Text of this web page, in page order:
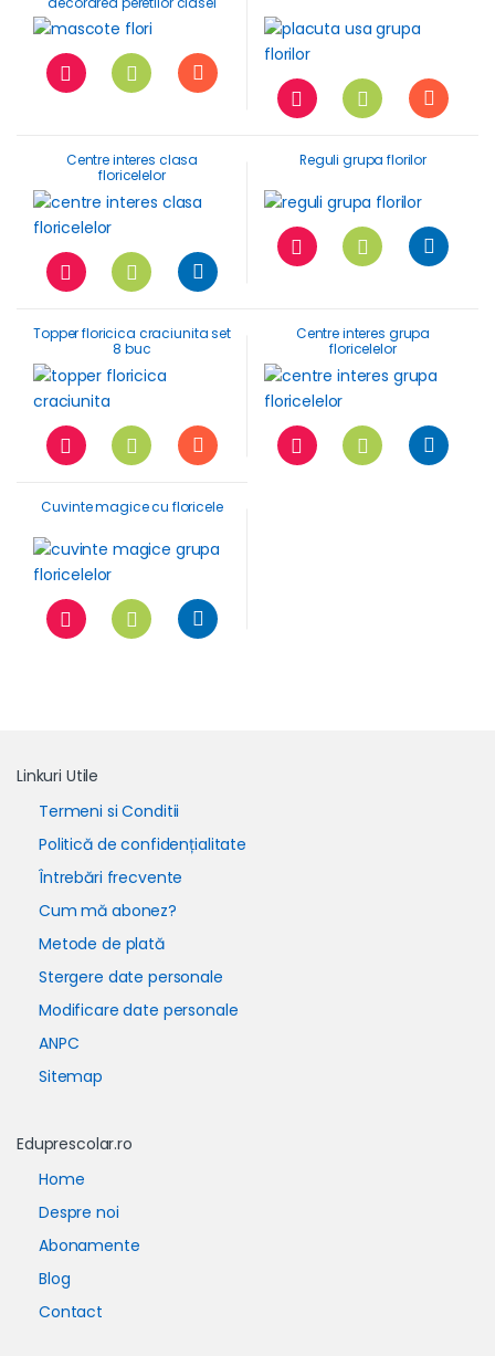
Centre interes clasa
floricelelor
Reguli grupa florilor
Topper floricica craciunita set
8 buc
Centre interes grupa
floricelelor
Cuvinte magice cu floricele
Linkuri Utile
Termeni si Conditii
Politică de confidențialitate
Întrebări frecvente
Cum mă abonez?
Metode de plată
Stergere date personale
Modificare date personale
ANPC
Sitemap
Eduprescolar.ro
Home
Despre noi
Abonamente
Blog
Contact